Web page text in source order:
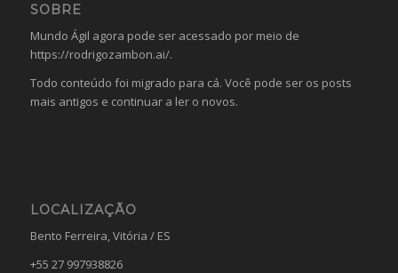
SOBRE
Mundo Ágil agora pode ser acessado por meio de
https://rodrigozambon.ai/.
Todo conteúdo foi migrado para cá. Você pode ser os posts
mais antigos e continuar a ler o novos.
LOCALIZAÇÃO
Bento Ferreira, Vitória / ES
+55 27 997938826